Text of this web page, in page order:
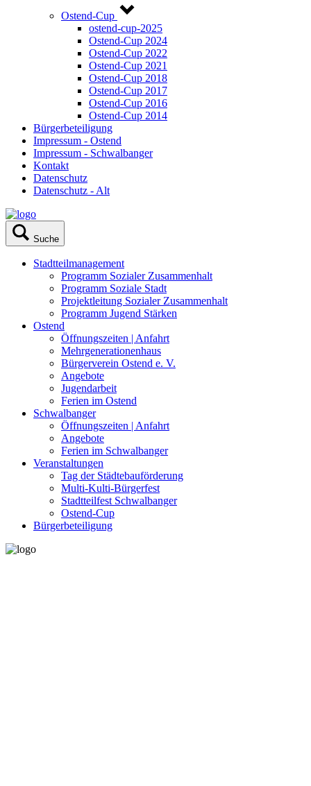
Ostend-Cup
ostend-cup-2025
Ostend-Cup 2024
Ostend-Cup 2022
Ostend-Cup 2021
Ostend-Cup 2018
Ostend-Cup 2017
Ostend-Cup 2016
Ostend-Cup 2014
Bürgerbeteiligung
Impressum - Ostend
Impressum - Schwalbanger
Kontakt
Datenschutz
Datenschutz - Alt
Suche
Stadtteilmanagement
Programm Sozialer Zusammenhalt
Programm Soziale Stadt
Projektleitung Sozialer Zusammenhalt
Programm Jugend Stärken
Ostend
Öffnungszeiten | Anfahrt
Mehrgenerationenhaus
Bürgerverein Ostend e. V.
Angebote
Jugendarbeit
Ferien im Ostend
Schwalbanger
Öffnungszeiten | Anfahrt
Angebote
Ferien im Schwalbanger
Veranstaltungen
Tag der Städtebauförderung
Multi-Kulti-Bürgerfest
Stadtteilfest Schwalbanger
Ostend-Cup
Bürgerbeteiligung